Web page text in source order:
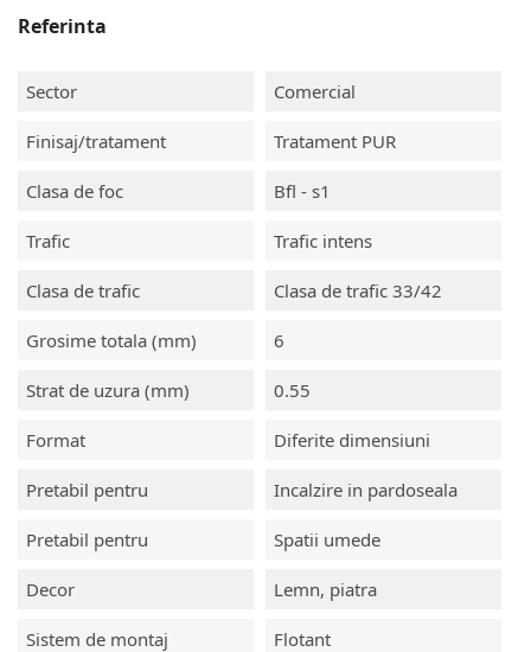
Referinta
Sector Comercial
Finisaj/tratament Tratament PUR
Clasa de foc Bfl - s1
Trafic Trafic intens
Clasa de trafic Clasa de trafic 33/42
Grosime totala (mm) 6
Strat de uzura (mm) 0.55
Format Diferite dimensiuni
Pretabil pentru Incalzire in pardoseala
Pretabil pentru Spatii umede
Decor Lemn, piatra
Sistem de montaj Flotant